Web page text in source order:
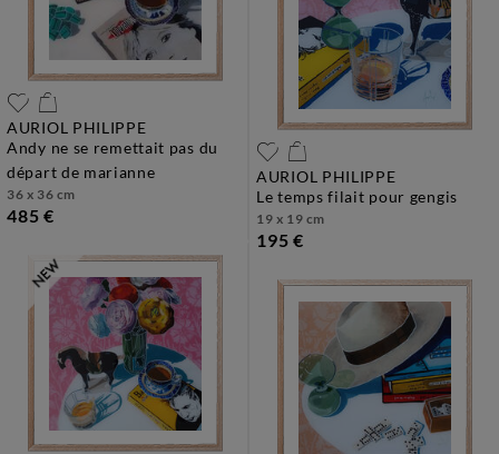
AURIOL PHILIPPE
andy ne se remettait pas du
départ de marianne
36 x 36 cm
485 €
AURIOL PHILIPPE
le temps filait pour gengis
19 x 19 cm
195 €